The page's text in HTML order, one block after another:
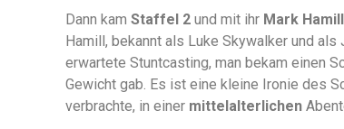
Dann kam Staffel 2 und mit ihr Mark Hamill
Hamill, bekannt als Luke Skywalker und
erwartete Stuntcasting, man bekam einen
Gewicht gab. Es ist eine kleine Ironie des
verbrachte, in einer mittelalterlichen